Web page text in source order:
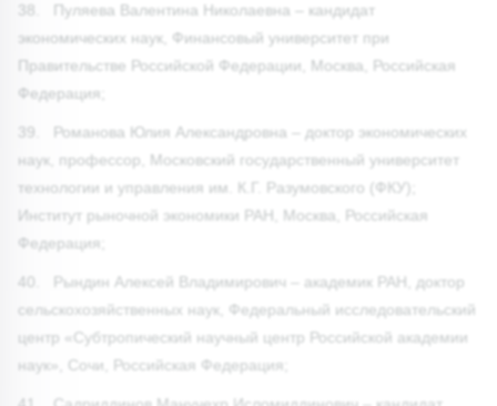
38. Пуляева Валентина Николаевна – кандидат
экономических наук, Финансовый университет при
Правительстве Российской Федерации, Москва, Российская
Федерация;
39. Романова Юлия Александровна – доктор экономических
наук, профессор, Московский государственный университет
технологии и управления им. К.Г. Разумовского (ФКУ);
Институт рыночной экономики РАН, Москва, Российская
Федерация;
40. Рындин Алексей Владимирович – академик РАН, доктор
сельскохозяйственных наук, Федеральный исследовательский
центр «Субтропический научный центр Российской академии
наук», Сочи, Российская Федерация;